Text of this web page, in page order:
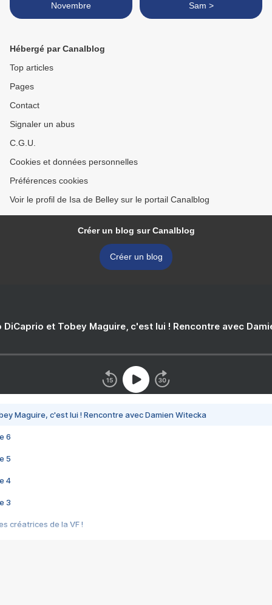
Novembre
Sam >
Hébergé par Canalblog
Top articles
Pages
Contact
Signaler un abus
C.G.U.
Cookies et données personnelles
Préférences cookies
Voir le profil de Isa de Belley sur le portail Canalblog
Créer un blog sur Canalblog
Créer un blog
DiCaprio et Tobey Maguire, c'est lui ! Rencontre avec
Maguire, c'est lui ! Rencontre avec Damien Witecka
6
5
4
3
créatrices de la VF !